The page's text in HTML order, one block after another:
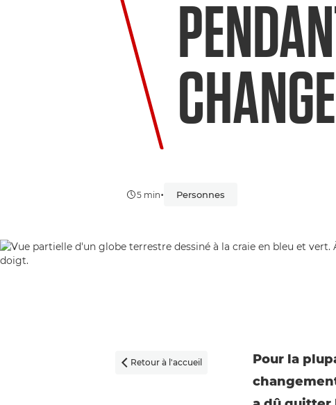
5 min• Personnes
 Retour à l'accueil
Pour la